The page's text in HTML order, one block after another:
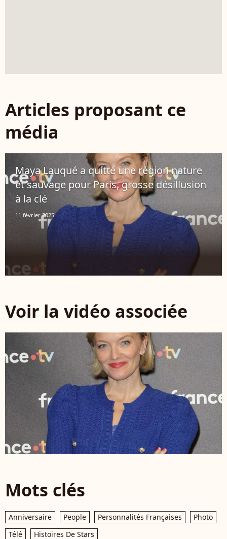
Articles proposant ce
média
Maya Lauqué a quitté une région nature
et sauvage pour Paris, grosse désillusion
à la clé
11 février 2025
Voir la vidéo associée
Mots clés
Anniversaire People Personnalités Françaises
Photo
Télé
Histoires De Stars